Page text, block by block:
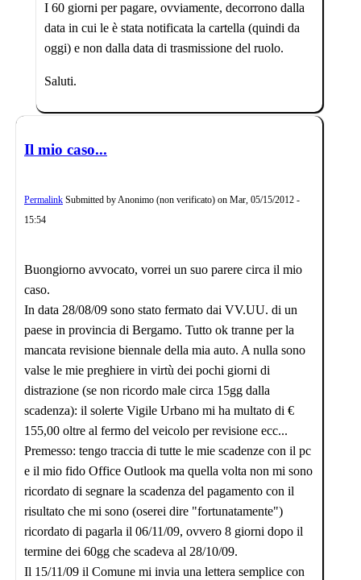
I 60 giorni per pagare, ovviamente, decorrono dalla
data in cui le è stata notificata la cartella (quindi da
oggi) e non dalla data di trasmissione del ruolo.
Saluti.
Il mio caso...
Permalink Submitted byAnonimo (non verificato) on Mar, 05/15/2012 -
15:54
Buongiorno avvocato, vorrei un suo parere circa il mio
caso.
In data 28/08/09 sono stato fermato dai VV.UU. di un
paese in provincia di Bergamo. Tutto ok tranne per la
mancata revisione biennale della mia auto. A nulla sono
valse le mie preghiere in virtù dei pochi giorni di
distrazione (se non ricordo male circa 15gg dalla
scadenza): il solerte Vigile Urbano mi ha multato di €
155,00 oltre al fermo del veicolo per revisione ecc...
Premesso: tengo traccia di tutte le mie scadenze con il pc
e il mio fido Office Outlook ma quella volta non mi sono
ricordato di segnare la scadenza del pagamento con il
risultato che mi sono (oserei dire "fortunatamente")
ricordato di pagarla il 06/11/09, ovvero 8 giorni dopo il
termine dei 60gg che scadeva al 28/10/09.
Il 15/11/09 il Comune mi invia una lettera semplice con